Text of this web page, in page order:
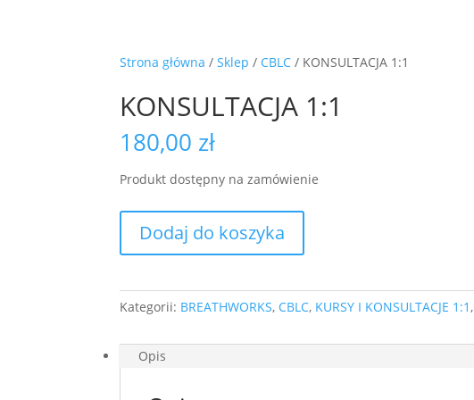
Strona główna /Sklep / CBLC / KONSULTACJA 1:1
KONSULTACJA 1:1
180,00 zł
Produkt dostępny na zamówienie
KONSULTACJA
1:1
Dodaj do koszyka
Kategorii: BREATHWORKS, CBLC, KURSY I KONSULTACJE 1:1,
Opis